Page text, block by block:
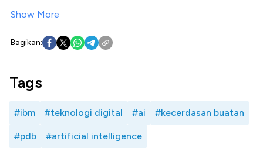
Show More
Bagikan:
Tags
#ibm #teknologi digital #ai #kecerdasan buatan
#pdb #artificial intelligence